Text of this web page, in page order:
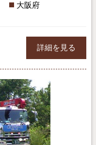
大阪府
詳細を見る